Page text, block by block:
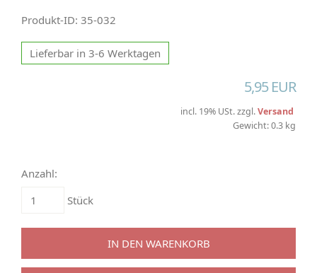
Produkt-ID: 35-032
Lieferbar in 3-6 Werktagen
5,95 EUR
incl. 19% USt. zzgl.Versand
Gewicht: 0.3 kg
Anzahl:
Stück
IN DEN WARENKORB